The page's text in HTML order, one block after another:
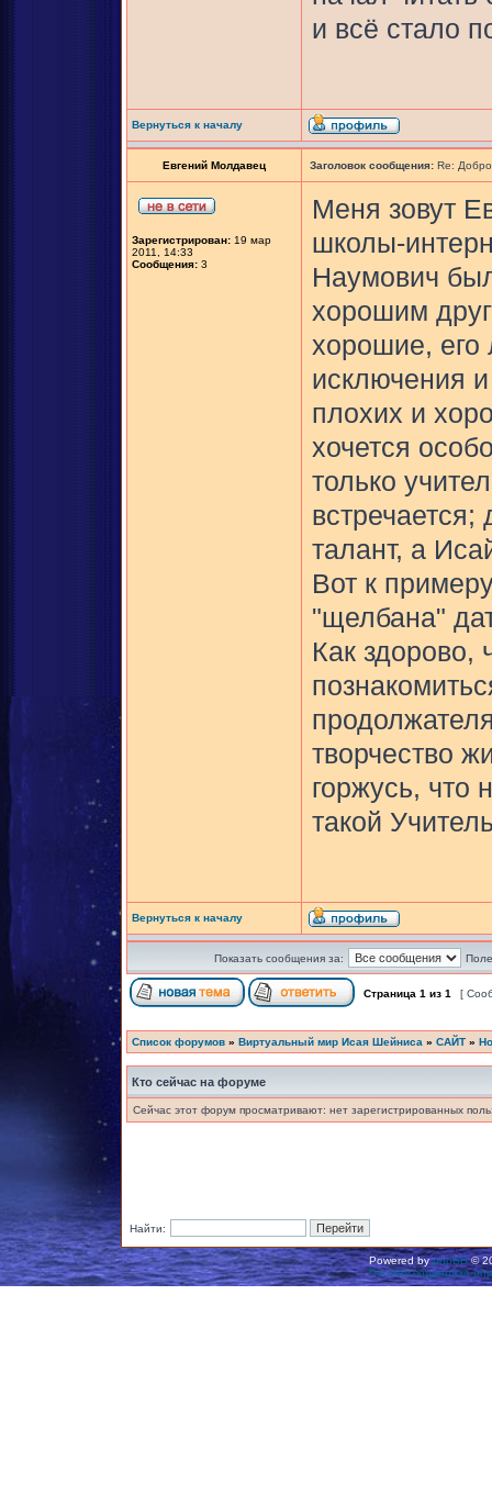
и всё стало
Вернуться к началу
Евгений Молдавец Заголовок сообщения: Re:
Зарегистрирован: 19 мар
2011, 14:33
Сообщения: 3
Меня зовут
школы-
Наумович
хорошим
хорошие, его
исключения
плохих и
хочется
только
талант, а
Вот к
"щелбана"
Как здорово,
творчество
горжусь, что
такой
Вернуться к началу
Показать сообщения за:
Страница 1 из 1 [
Список форумов » Виртуальный мир Исая Шейниса » САЙТ »
Кто сейчас на форуме
Сейчас этот форум просматривают: нет зарегистрированных
Найти:
Powered byphpBB©
Русская поддержка